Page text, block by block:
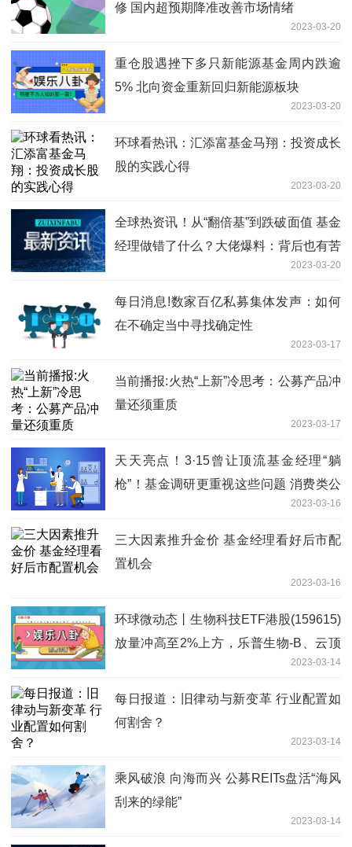
修 国内超预期降准改善市场情绪
2023-03-20
重仓股遇挫下多只新能源基金周内跌逾
5% 北向资金重新回归新能源板块
2023-03-20
环球看热讯：汇添富基金马翔：投资成长
股的实践心得
2023-03-20
全球热资讯！从“翻倍基”到跌破面值 基金
经理做错了什么？大佬爆料：背后也有苦
2023-03-20
每日消息!数家百亿私募集体发声：如何
在不确定当中寻找确定性
2023-03-17
当前播报:火热“上新”冷思考：公募产品冲
量还须重质
2023-03-17
天天亮点！3·15曾让顶流基金经理“躺
枪”！基金调研更重视这些问题 消费类公
2023-03-16
三大因素推升金价 基金经理看好后市配
置机会
2023-03-16
环球微动态丨生物科技ETF港股(159615)
放量冲高至2%上方，乐普生物-B、云顶
2023-03-14
每日报道：旧律动与新变革 行业配置如
何割舍？
2023-03-14
乘风破浪 向海而兴 公募REITs盘活“海风
刮来的绿能”
2023-03-14